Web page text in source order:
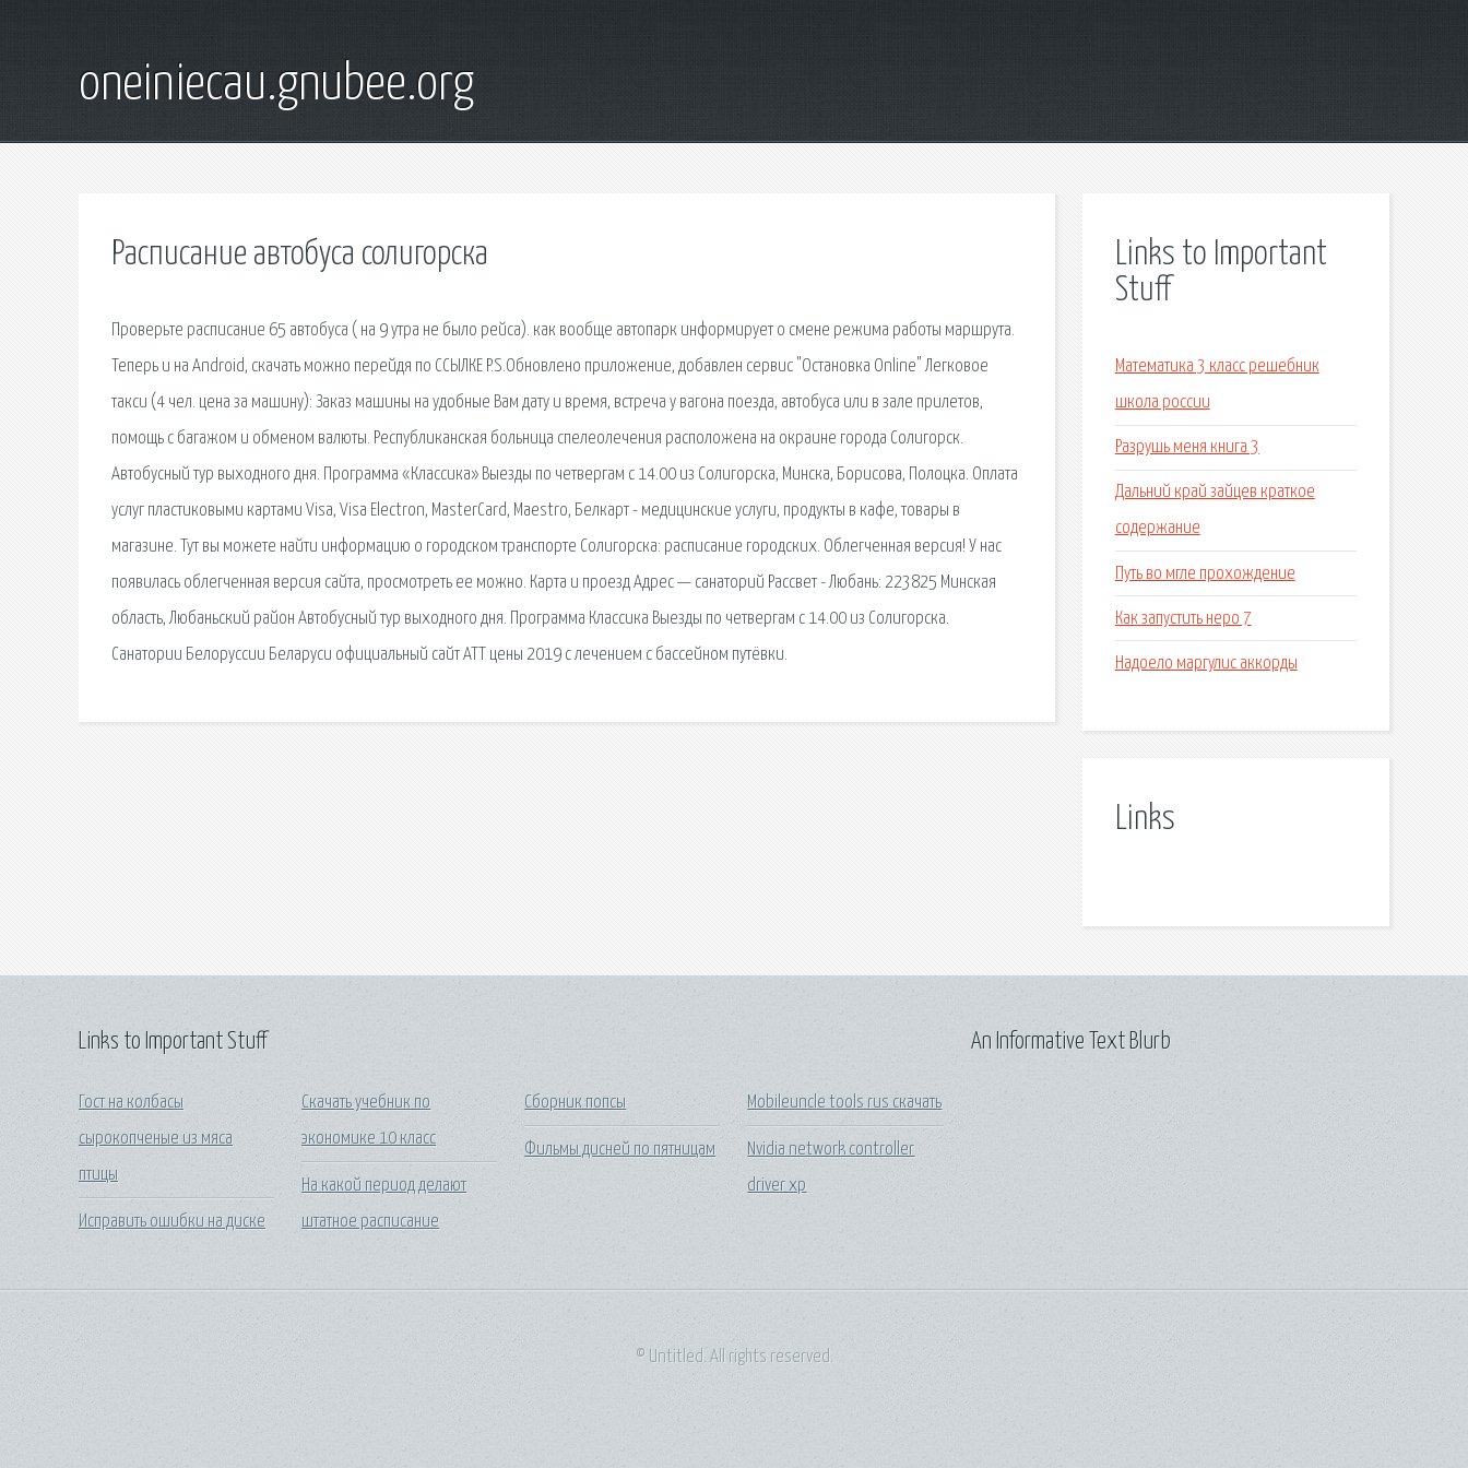
oneiniecau.gnubee.org
Расписание автобуса солигорска
Проверьте расписание 65 автобуса ( на 9 утра не было рейса). как вообще автопарк информирует о смене режима работы маршрута.
Теперь и на Android, скачать можно перейдя по ССЫЛКЕ P.S.Обновлено приложение, добавлен сервис "Остановка Online" Легковое
такси (4 чел. цена за машину): Заказ машины на удобные Вам дату и время, встреча у вагона поезда, автобуса или в зале прилетов,
помощь с багажом и обменом валюты. Республиканская больница спелеолечения расположена на окраине города Солигорск.
Автобусный тур выходного дня. Программа «Классика» Выезды по четвергам с 14.00 из Солигорска, Минска, Борисова, Полоцка. Оплата
услуг пластиковыми картами Visa, Visa Electron, MasterCard, Maestro, Белкарт - медицинские услуги, продукты в кафе, товары в
магазине. Тут вы можете найти информацию о городском транспорте Солигорска: расписание городских. Облегченная версия! У нас
появилась облегченная версия сайта, просмотреть ее можно. Карта и проезд Адрес — санаторий Рассвет - Любань: 223825 Минская
область, Любаньский район Автобусный тур выходного дня. Программа Классика Выезды по четвергам с 14.00 из Солигорска.
Санатории Белоруссии Беларуси официальный сайт АТТ цены 2019 с лечением с бассейном путёвки.
Links to Important
Stuff
Математика 3 класс решебник
школа россии
Разрушь меня книга 3
Дальний край зайцев краткое
содержание
Путь во мгле прохождение
Как запустить неро 7
Надоело маргулис аккорды
Links
Links to Important Stuff
Гост на колбасы
сырокопченые из мяса
птицы
Исправить ошибки на диске
Скачать учебник по
экономике 10 класс
На какой период делают
штатное расписание
Сборник попсы
Фильмы дисней по пятницам
Mobileuncle tools rus скачать
Nvidia network controller
driver xp
An Informative Text Blurb
© Untitled. All rights reserved.